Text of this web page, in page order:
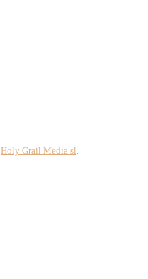
Holy Grail Media sl